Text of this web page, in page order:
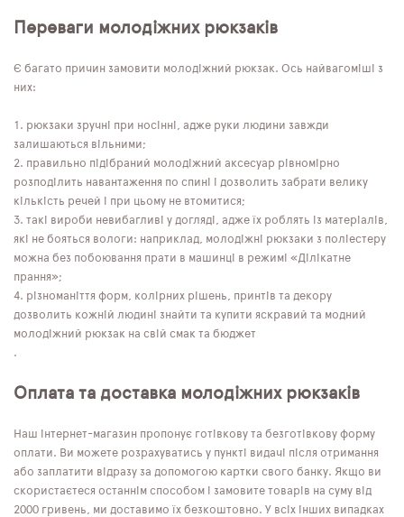
Переваги молодіжних рюкзаків
Є багато причин замовити молодіжний рюкзак. Ось найвагоміші з
них:
рюкзаки зручні при носінні, адже руки людини завжди
залишаються вільними;
правильно підібраний молодіжний аксесуар рівномірно
розподілить навантаження по спині і дозволить забрати велику
кількість речей і при цьому не втомитися;
такі вироби невибагливі у догляді, адже їх роблять із матеріалів,
які не бояться вологи: наприклад, молодіжні рюкзаки з поліестеру
можна без побоювання прати в машинці в режимі «Ділікатне
прання»;
різноманіття форм, колірних рішень, принтів та декору
дозволить кожній людині знайти та купити яскравий та модний
молодіжний рюкзак на свій смак та бюджет
.
Оплата та доставка молодіжних рюкзаків
Наш інтернет-магазин пропонує готівкову та безготівкову форму
оплати. Ви можете розрахуватись у пункті видачі після отримання
або заплатити відразу за допомогою картки свого банку. Якщо ви
скористаєтеся останнім способом і замовите товарів на суму від
2000 гривень, ми доставимо їх безкоштовно. У всіх інших випадках